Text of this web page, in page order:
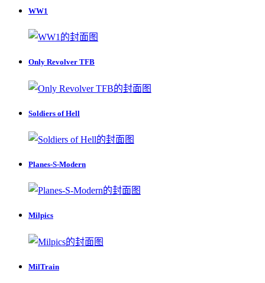
WW1
Only Revolver TFB
Soldiers of Hell
Planes-S-Modern
Milpics
MilTrain